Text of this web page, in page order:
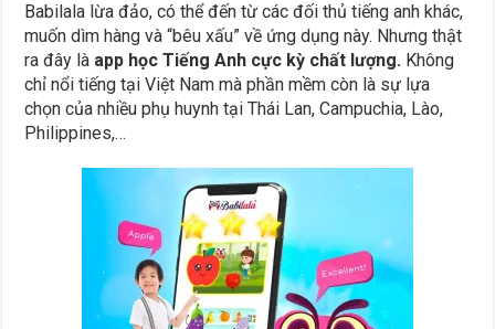
Babilala lừa đảo, có thể đến từ các đối thủ tiếng anh khác,
muốn dìm hàng và “bêu xấu” về ứng dụng này. Nhưng thật
ra đây là app học Tiếng Anh cực kỳ chất lượng. Không
chỉ nổi tiếng tại Việt Nam mà phần mềm còn là sự lựa
chọn của nhiều phụ huynh tại Thái Lan, Campuchia, Lào,
Philippines,…